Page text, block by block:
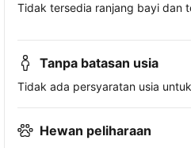
Tidak tersedia ranjang bayi dan
Tanpa batasan usia
Tidak ada persyaratan usia
Hewan peliharaan